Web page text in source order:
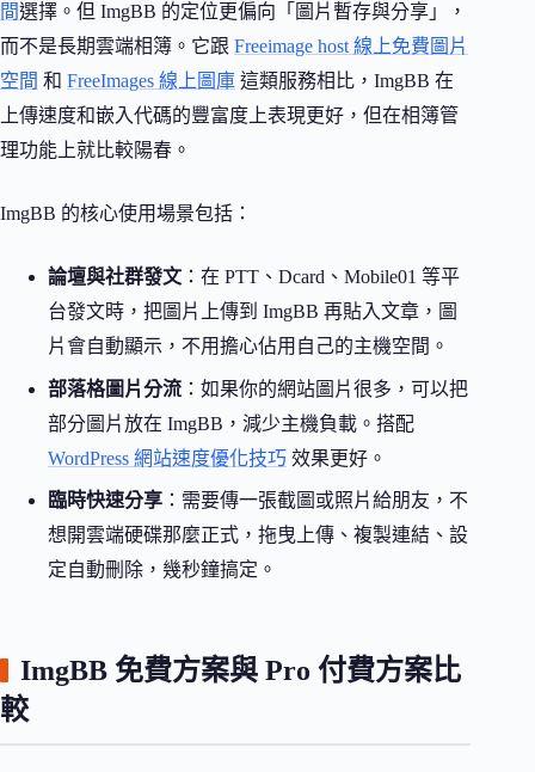
間選擇。但 ImgBB 的定位更偏向「圖片暫存與分享」，
而不是長期雲端相簿。它跟 Freeimage host 線上免費圖片
空間 和 FreeImages 線上圖庫 這類服務相比，ImgBB 在
上傳速度和嵌入代碼的豐富度上表現更好，但在相簿管
理功能上就比較陽春。
ImgBB 的核心使用場景包括：
論壇與社群發文 ：在 PTT、Dcard、Mobile01 等平
台發文時，把圖片上傳到 ImgBB 再貼入文章，圖
片會自動顯示，不用擔心佔用自己的主機空間。
部落格圖片分流 ：如果你的網站圖片很多，可以把
部分圖片放在 ImgBB，減少主機負載。搭配
WordPress 網站速度優化技巧 效果更好。
臨時快速分享 ：需要傳一張截圖或照片給朋友，不
想開雲端硬碟那麼正式，拖曳上傳、複製連結、設
定自動刪除，幾秒鐘搞定。
ImgBB 免費方案與 Pro 付費方案比
較